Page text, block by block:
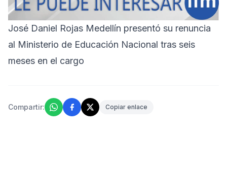
José Daniel Rojas Medellín presentó su renuncia
al Ministerio de Educación Nacional tras seis
meses en el cargo
Compartir: Copiar enlace